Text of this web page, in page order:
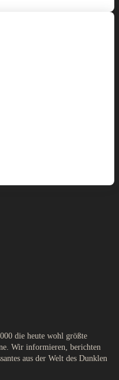
die heute wohl größte
Wir informieren, berichten
aus der Welt des Dunklen